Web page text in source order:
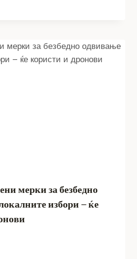
мерки за безбедно
избори – ќе